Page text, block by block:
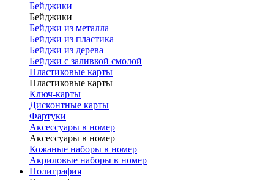
Бейджики
Бейджики
Бейджи из металла
Бейджи из пластика
Бейджи из дерева
Бейджи с заливкой смолой
Пластиковые карты
Пластиковые карты
Ключ-карты
Дисконтные карты
Фартуки
Аксессуары в номер
Аксессуары в номер
Кожаные наборы в номер
Акриловые наборы в номер
Полиграфия